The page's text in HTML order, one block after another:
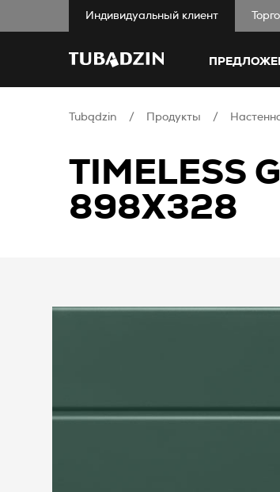
Индивидуальный клиент
Tubądzin Продукты
TIMELESS
898X328